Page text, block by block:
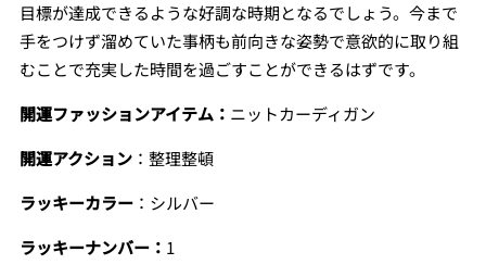
目標が達成できるような好調な時期となるでしょう。今まで
手をつけず溜めていた事柄も前向きな姿勢で意欲的に取り組
むことで充実した時間を過ごすことができるはずです。
開運ファッションアイテム： ニットカーディガン
開運アクション：整理整頓
ラッキーカラー：シルバー
ラッキーナンバー： 1